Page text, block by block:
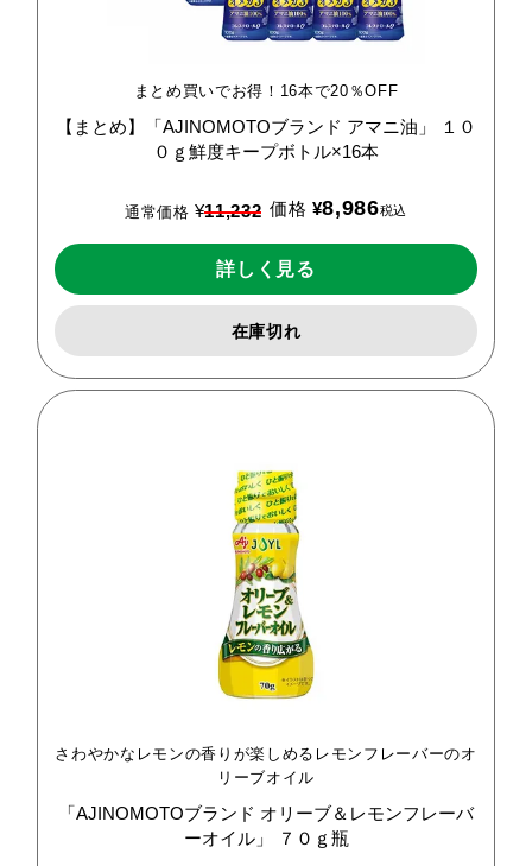
まとめ買いでお得！16本で20％OFF
【まとめ】「AJINOMOTOブランド アマニ油」
１０
０ｇ鮮度キープボトル×16本
通常価格 ¥11,232 価格 ¥8,986税込
詳しく見る
在庫切れ
さわやかなレモンの香りが楽しめるレモンフレーバーのオ
リーブオイル
「AJINOMOTOブランド オリーブ＆レモンフレーバ
ーオイル」
７０ｇ瓶